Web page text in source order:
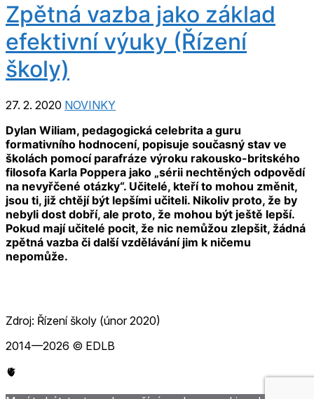
Zpětná vazba jako základ
efektivní výuky (Řízení
školy)
27. 2. 2020 NOVINKY
Dylan Wiliam, pedagogická celebrita a guru
formativního hodnocení, popisuje současný stav ve
školách pomocí parafráze výroku rakousko-britského
filosofa Karla Poppera jako „sérii nechtěných odpovědí
na nevyřčené otázky“. Učitelé, kteří to mohou změnit,
jsou ti, již chtějí být lepšími učiteli. Nikoliv proto, že by
nebyli dost dobří, ale proto, že mohou být ještě lepší.
Pokud mají učitelé pocit, že nic nemůžou zlepšit, žádná
zpětná vazba či další vzdělávání jim k ničemu
nepomůže.
Zdroj: Řízení školy (únor 2020)
2014—2026 © EDLB
🫀